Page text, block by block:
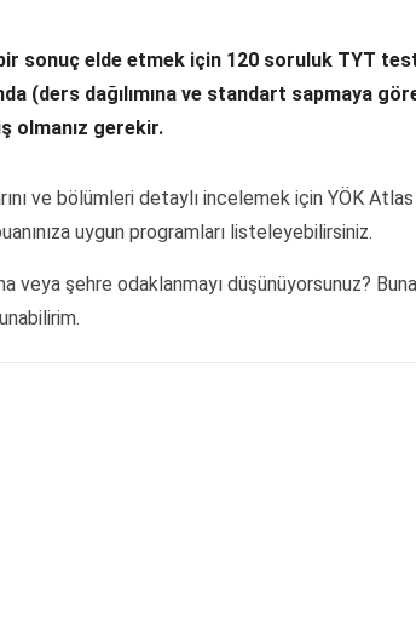
sonuç elde etmek için 120 soruluk TYT
(ders dağılımına ve standart sapmaya
olmanız gerekir.
ve bölümleri detaylı incelemek için YÖK
uygun programları listeleyebilirsiniz.
veya şehre odaklanmayı düşünüyorsunuz?